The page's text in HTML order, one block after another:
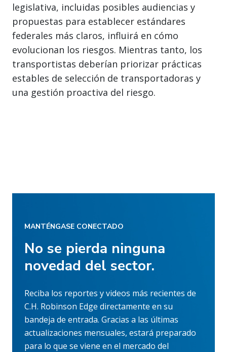
legislativa, incluidas posibles audiencias y
propuestas para establecer estándares
federales más claros, influirá en cómo
evolucionan los riesgos. Mientras tanto, los
transportistas deberían priorizar prácticas
estables de selección de transportadoras y
una gestión proactiva del riesgo.
MANTÉNGASE CONECTADO
No se pierda ninguna
novedad del sector.
Reciba los reportes y videos más recientes de
C.H. Robinson Edge directamente en su
bandeja de entrada. Gracias a las últimas
actualizaciones mensuales, estará preparado
para lo que se viene en el mercado del